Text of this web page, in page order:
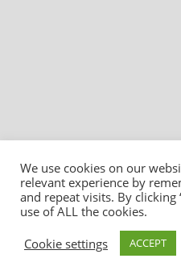
We use cookies on our
relevant experience by
and repeat visits. By clicking
use of ALL the cookies.
Cookie settings
ACCEPT